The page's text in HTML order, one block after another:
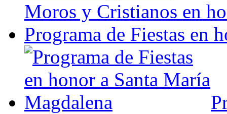
Moros y Cristianos en
Programa de Fiestas en